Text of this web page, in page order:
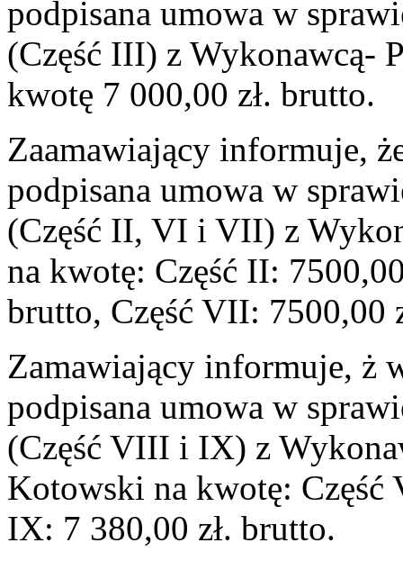
podpisana umowa w
(Część III) z Wykonawcą-
kwotę 7 000,00 zł. brutto.
Zaamawiający informuje,
podpisana umowa w
(Część II, VI i VII) z
na kwotę: Część II:
brutto, Część VII: 7500,00
Zamawiający informuje, ż
podpisana umowa w
(Część VIII i IX) z
Kotowski na kwotę: Część
IX: 7 380,00 zł. brutto.